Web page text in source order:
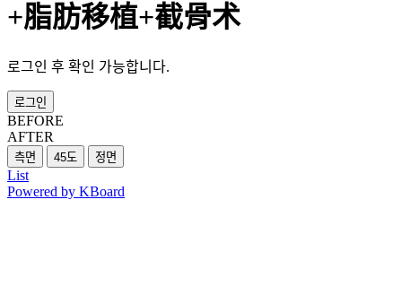
+脂肪移植+截骨术
로그인 후 확인 가능합니다.
로그인
BEFORE
AFTER
List
Powered by KBoard